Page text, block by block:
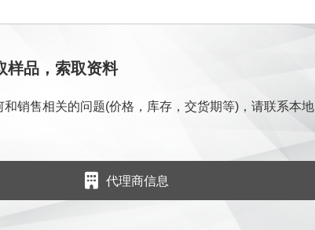
样品，索取资料
和销售相关的问题(价格，库存，交货期等)，请联系本地
代理商信息